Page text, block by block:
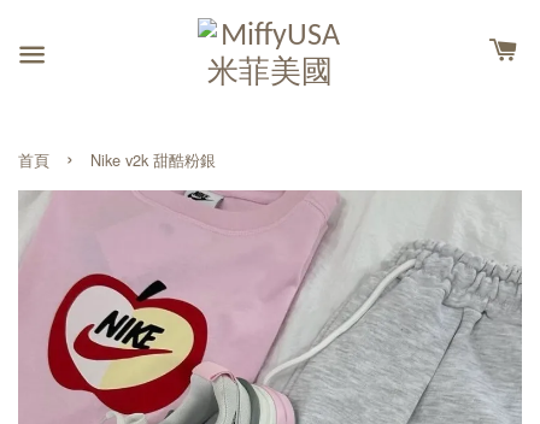
首頁 › Nike v2k 甜酷粉銀